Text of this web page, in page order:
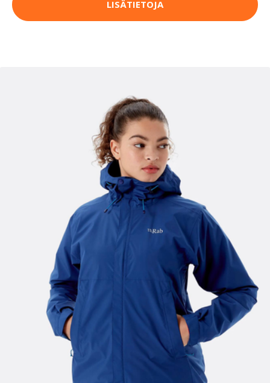
LISÄTIETOJA